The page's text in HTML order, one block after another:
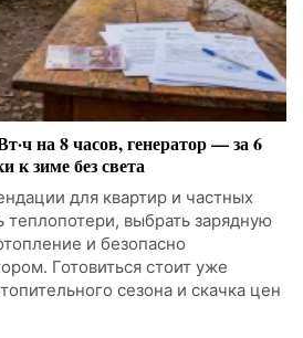
на 8 часов, генератор — за 6
к зиме без света
для квартир и частных
выбрать зарядную
и безопасно
Готовиться стоит уже
сезона и скачка цен